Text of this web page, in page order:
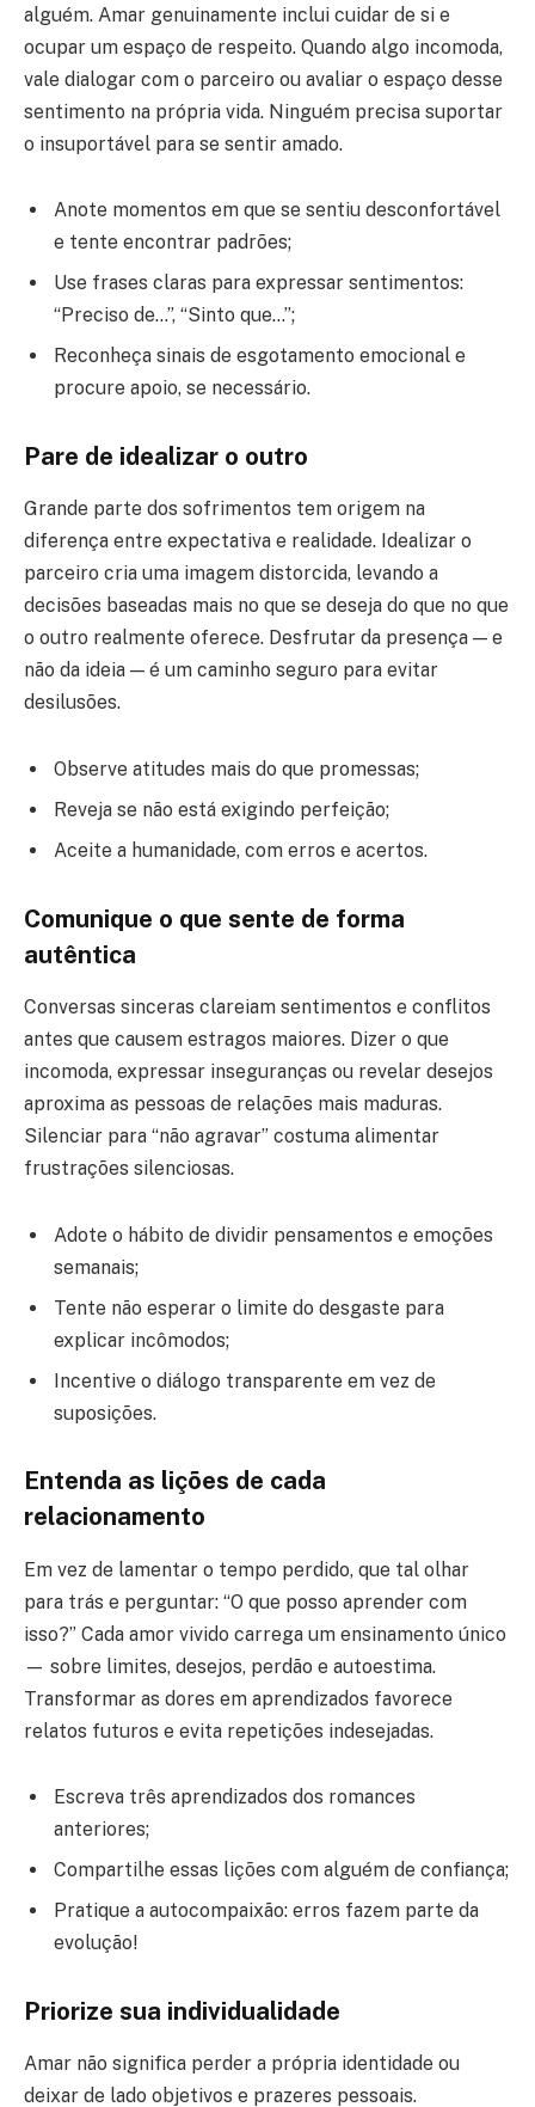
alguém. Amar genuinamente inclui cuidar de si e
ocupar um espaço de respeito. Quando algo incomoda,
vale dialogar com o parceiro ou avaliar o espaço desse
sentimento na própria vida. Ninguém precisa suportar
o insuportável para se sentir amado.
Anote momentos em que se sentiu desconfortável
e tente encontrar padrões;
Use frases claras para expressar sentimentos:
“Preciso de…”, “Sinto que…”;
Reconheça sinais de esgotamento emocional e
procure apoio, se necessário.
Pare de idealizar o outro
Grande parte dos sofrimentos tem origem na
diferença entre expectativa e realidade. Idealizar o
parceiro cria uma imagem distorcida, levando a
decisões baseadas mais no que se deseja do que no que
o outro realmente oferece. Desfrutar da presença — e
não da ideia — é um caminho seguro para evitar
desilusões.
Observe atitudes mais do que promessas;
Reveja se não está exigindo perfeição;
Aceite a humanidade, com erros e acertos.
Comunique o que sente de forma
autêntica
Conversas sinceras clareiam sentimentos e conflitos
antes que causem estragos maiores. Dizer o que
incomoda, expressar inseguranças ou revelar desejos
aproxima as pessoas de relações mais maduras.
Silenciar para “não agravar” costuma alimentar
frustrações silenciosas.
Adote o hábito de dividir pensamentos e emoções
semanais;
Tente não esperar o limite do desgaste para
explicar incômodos;
Incentive o diálogo transparente em vez de
suposições.
Entenda as lições de cada
relacionamento
Em vez de lamentar o tempo perdido, que tal olhar
para trás e perguntar: “O que posso aprender com
isso?” Cada amor vivido carrega um ensinamento único
— sobre limites, desejos, perdão e autoestima.
Transformar as dores em aprendizados favorece
relatos futuros e evita repetições indesejadas.
Escreva três aprendizados dos romances
anteriores;
Compartilhe essas lições com alguém de confiança;
Pratique a autocompaixão: erros fazem parte da
evolução!
Priorize sua individualidade
Amar não significa perder a própria identidade ou
deixar de lado objetivos e prazeres pessoais.